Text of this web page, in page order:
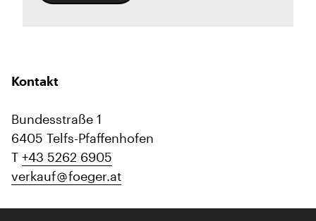
Kontakt
Bundesstraße 1
6405 Telfs-Pfaffenhofen
T +43 5262 6905
verkauf
foeger.at